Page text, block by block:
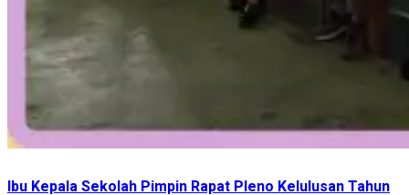
Ibu Kepala Sekolah Pimpin Rapat Pleno Kelulusan Tahun